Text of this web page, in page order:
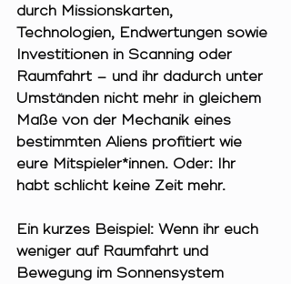
durch Missionskarten,
Technologien, Endwertungen sowie
Investitionen in Scanning oder
Raumfahrt – und ihr dadurch unter
Umständen nicht mehr in gleichem
Maße von der Mechanik eines
bestimmten Aliens profitiert wie
eure Mitspieler*innen. Oder: Ihr
habt schlicht keine Zeit mehr.
Ein kurzes Beispiel: Wenn ihr euch
weniger auf Raumfahrt und
Bewegung im Sonnensystem